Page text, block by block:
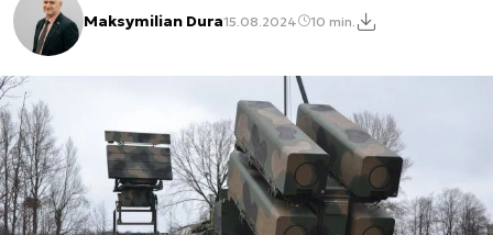
Maksymilian Dura15.08.2024 10 min.